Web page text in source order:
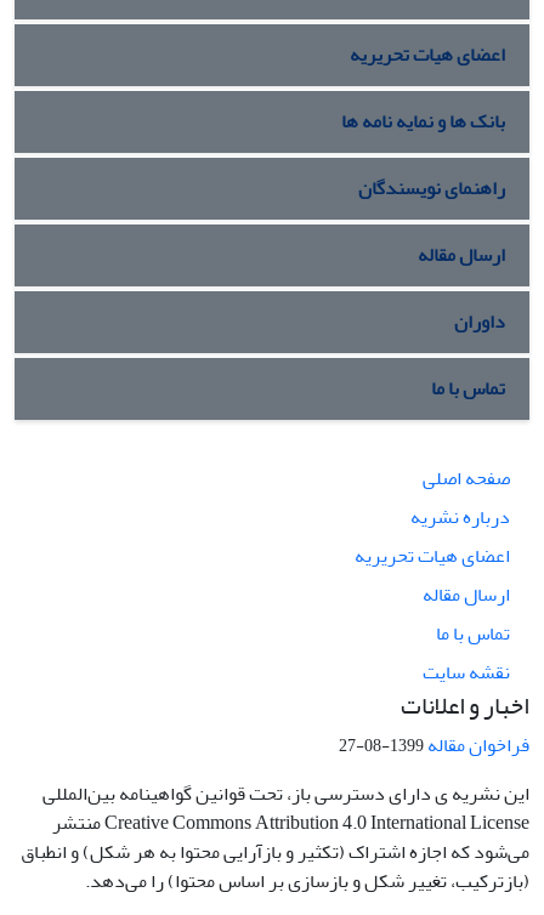
اعضای هیات تحریریه
بانک ها و نمایه نامه ها
راهنمای نویسندگان
ارسال مقاله
داوران
تماس با ما
صفحه اصلی
درباره نشریه
اعضای هیات تحریریه
ارسال مقاله
تماس با ما
نقشه سایت
اخبار و اعلانات
فراخوان مقاله1399-08-27
این نشریه ی دارای دسترسی باز، تحت قوانین گواهینامه بین‌المللی
Creative Commons Attribution 4.0 International License منتشر
می‌شود که اجازه اشتراک (تکثیر و بازآرایی محتوا به هر شکل) و انطباق
(بازترکیب، تغییر شکل و بازسازی بر اساس محتوا) را می‌دهد.